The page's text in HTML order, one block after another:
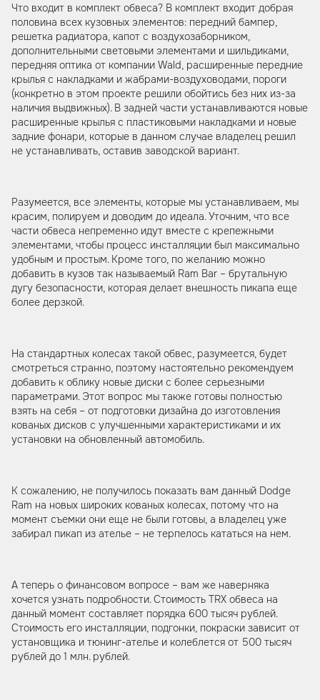
Что входит в комплект обвеса? В комплект входит добрая
половина всех кузовных элементов: передний бампер,
решетка радиатора, капот с воздухозаборником,
дополнительными световыми элементами и шильдиками,
передняя оптика от компании Wald, расширенные передние
крылья с накладками и жабрами-воздуховодами, пороги
(конкретно в этом проекте решили обойтись без них из-за
наличия выдвижных). В задней части устанавливаются новые
расширенные крылья с пластиковыми накладками и новые
задние фонари, которые в данном случае владелец решил
не устанавливать, оставив заводской вариант.
Разумеется, все элементы, которые мы устанавливаем, мы
красим, полируем и доводим до идеала. Уточним, что все
части обвеса непременно идут вместе с крепежными
элементами, чтобы процесс инсталляции был максимально
удобным и простым. Кроме того, по желанию можно
добавить в кузов так называемый Ram Bar – брутальную
дугу безопасности, которая делает внешность пикапа еще
более дерзкой.
На стандартных колесах такой обвес, разумеется, будет
смотреться странно, поэтому настоятельно рекомендуем
добавить к облику новые диски с более серьезными
параметрами. Этот вопрос мы также готовы полностью
взять на себя – от подготовки дизайна до изготовления
кованых дисков с улучшенными характеристиками и их
установки на обновленный автомобиль.
К сожалению, не получилось показать вам данный Dodge
Ram на новых широких кованых колесах, потому что на
момент съемки они еще не были готовы, а владелец уже
забирал пикап из ателье – не терпелось кататься на нем.
А теперь о финансовом вопросе – вам же наверняка
хочется узнать подробности. Стоимость TRX обвеса на
данный момент составляет порядка 600 тысяч рублей.
Стоимость его инсталляции, подгонки, покраски зависит от
установщика и тюнинг-ателье и колеблется от 500 тысяч
рублей до 1 млн. рублей.